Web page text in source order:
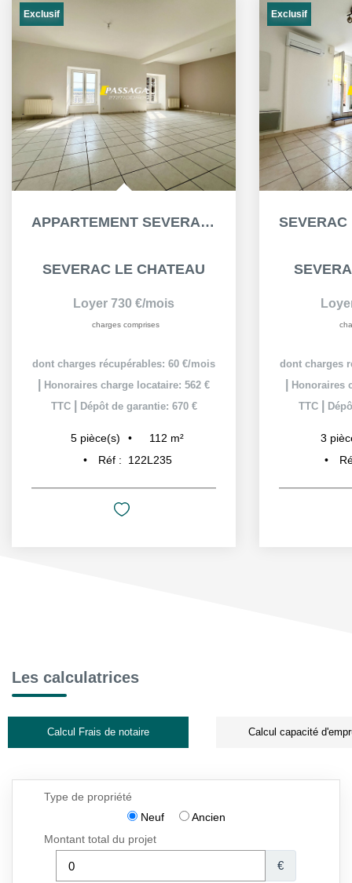
Exclusif
APPARTEMENT SEVERAC LE CHATEAU - 5 PIÈCE(S) - 112.4 M² -...
SEVERAC LE CHATEAU
Loyer 730 €/mois
charges comprises
dont charges récupérables: 60 €/mois
Honoraires charge locataire: 562 €
TTC
Dépôt de garantie: 670 €
5 pièce(s) 112 m²
Réf :
122L235
Exclusif
dont charges
Honoraires
TTC
3
Les calculatrices
Calcul Frais de notaire Calcul capacité